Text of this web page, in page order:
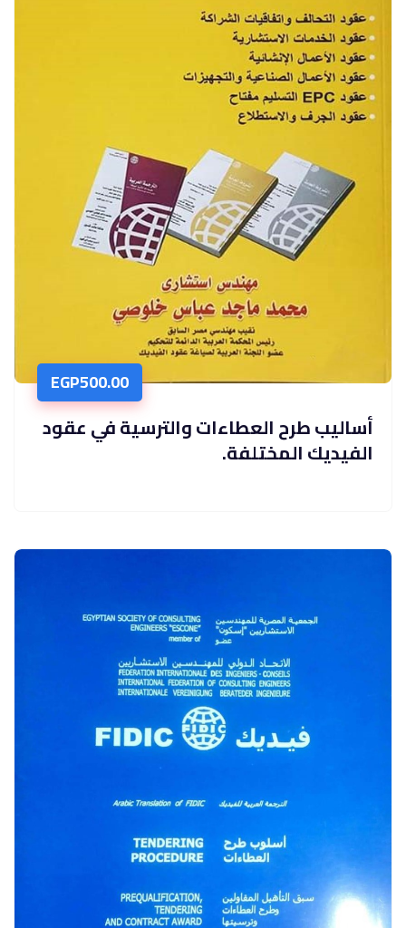
EGP500.00
أﺳﺎﻟﻴﺐ ﻃﺮح اﻟﻌﻄﺎءات واﻟﺘﺮﺳﻴﺔ ﻓﻲ ﻋﻘﻮد
اﻟﻔﻴﺪﻳﻚ اﻟﻤﺨﺘﻠﻔﺔ.